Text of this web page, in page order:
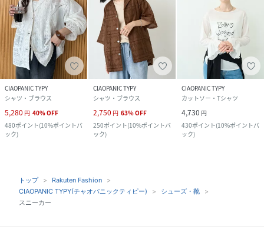
CIAOPANIC TYPY
シャツ・ブラウス
5,280 円 40%OFF
480ポイント(10%ポイントバ
ック)
CIAOPANIC TYPY
シャツ・ブラウス
2,750 円 63%OFF
250ポイント(10%ポイントバ
ック)
CIAOPANIC TYPY
カットソー・Tシャツ
4,730 円
430ポイント(10%ポイントバ
ック)
トップ
Rakuten Fashion
CIAOPANIC TYPY(チャオパニックティピー)
シューズ・靴
スニーカー